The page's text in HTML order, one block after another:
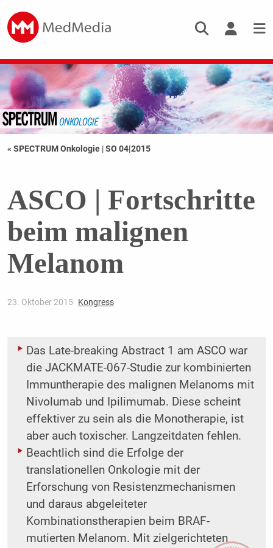
« SPECTRUM Onkologie |SO 04|2015
ASCO | Fortschritte
beim malignen
Melanom
23. Oktober 2015 Kongress
Das Late-breaking Abstract 1 am ASCO war
die JACKMATE-067-Studie zur kombinierten
Immuntherapie des malignen Melanoms mit
Nivolumab und Ipilimumab. Diese scheint
effektiver zu sein als die Monotherapie, ist
aber auch toxischer. Langzeitdaten fehlen.
Beachtlich sind die Erfolge der
translationellen Onkologie mit der
Erforschung von Resistenz­mechanismen
und daraus abgeleiteter
Kombinationstherapien beim BRAF-
mutierten Melanom. Mit zielgerichteten